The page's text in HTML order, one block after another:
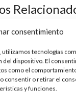
consentimiento
tecnologías
del dispositivo. El
como el
consentir o retirar el
y funciones.